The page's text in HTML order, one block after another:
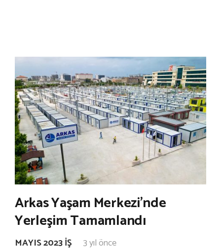
Arkas Yaşam Merkezi’nde
Yerleşim Tamamlandı
MAYIS 2023 İŞ 3 yıl önce